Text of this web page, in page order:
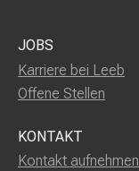
JOBS
Karriere bei Leeb
Offene Stellen
KONTAKT
Kontakt aufnehmen